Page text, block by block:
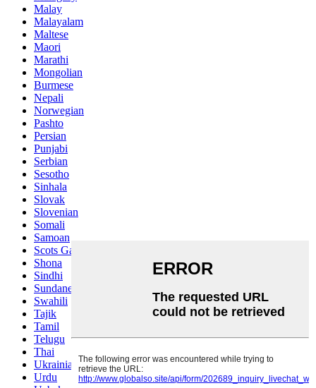
Malay
Malayalam
Maltese
Maori
Marathi
Mongolian
Burmese
Nepali
Norwegian
Pashto
Persian
Punjabi
Serbian
Sesotho
Sinhala
Slovak
Slovenian
Somali
Samoan
Scots Gaelic
Shona
Sindhi
Sundanese
Swahili
Tajik
Tamil
Telugu
Thai
Ukrainian
Urdu